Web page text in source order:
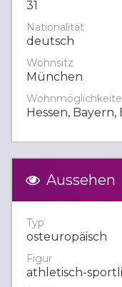
31
Nationalität
deutsch
Wohnsitz
München
Hessen,
Aussehen
Typ
osteuropäisch
Figur
athletisch-